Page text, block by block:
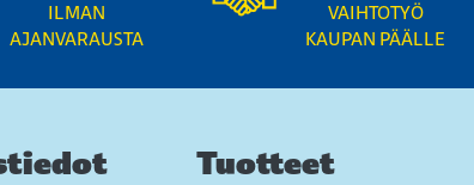
ILMAN
AJANVARAUSTA
VAIHTOTYÖ
KAUPAN PÄÄLLE
Tuotteet